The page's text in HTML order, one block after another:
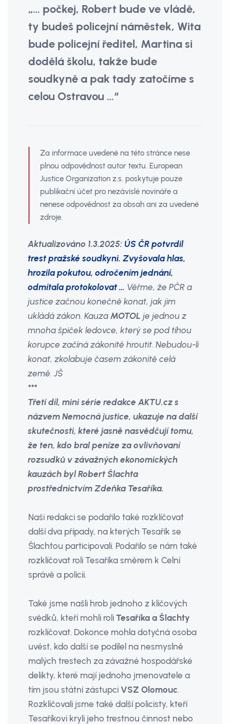
„… počkej, Robert bude ve vládě,
ty budeš policejní náměstek, Wita
bude policejní ředitel, Martina si
dodělá školu, takže bude
soudkyně a pak tady zatočíme s
celou Ostravou …“
Za informace uvedené na této stránce nese
plnou odpovědnost autor textu. European
Justice Organization z.s. poskytuje pouze
publikační účet pro nezávislé novináře a
nenese odpovědnost za obsah ani za uvedené
zdroje.
Aktualizováno 1.3.2025: ÚS ČR potvrdil
trest pražské soudkyni. Zvyšovala hlas,
hrozila pokutou, odročením jednání,
odmítala protokolovat … Věřme, že PČR a
justice začnou konečně konat, jak jim
ukládá zákon. KauzaMOTOL je jednou z
mnoha špiček ledovce, který se pod tíhou
korupce začíná zákonitě hroutit. Nebudou-li
konat, zkolabuje časem zákonitě celá
země. JŠ
***
Třetí díl, mini série redakce AKTU.cz s
názvem Nemocná justice, ukazuje na další
skutečnosti, které jasně nasvědčují tomu,
že ten, kdo bral peníze za ovlivňovaní
rozsudků v závažných ekonomických
kauzách byl Robert Šlachta
prostřednictvím Zdeňka Tesaříka.
Naši redakci se podařilo také rozklíčovat
další dva případy, na kterých Tesařík se
Šlachtou participovali. Podařilo se nám také
rozklíčovat roli Tesaříka směrem k Celní
správě a policii.
Také jsme našli hrob jednoho z klíčových
svědků, kteří mohli roli Tesaříka a Šlachty
rozklíčovat. Dokonce mohla dotyčná osoba
uvést, kdo další se podílel na nesmyslně
malých trestech za závažné hospodářské
delikty, které mají jednoho jmenovatele a
tím jsou státní zástupci VSZ Olomouc.
Rozklíčovali jsme také další policisty, kteří
Tesaříkovi kryli jeho trestnou činnost nebo